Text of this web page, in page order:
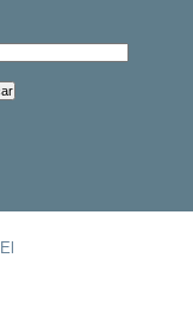
El